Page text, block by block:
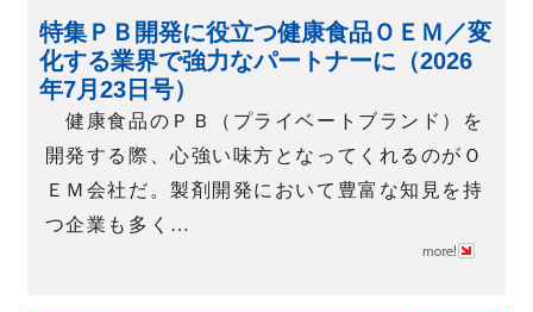
特集ＰＢ開発に役立つ健康食品ＯＥＭ／変
化する業界で強力なパートナーに（2026
年7月23日号）
健康食品のＰＢ（プライベートブランド）を
開発する際、心強い味方となってくれるのがＯ
ＥＭ会社だ。製剤開発において豊富な知見を持
つ企業も多く…